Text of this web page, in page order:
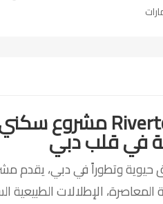
مشروع سكني
في قلب دبي
المعاصرة، الإطلالات